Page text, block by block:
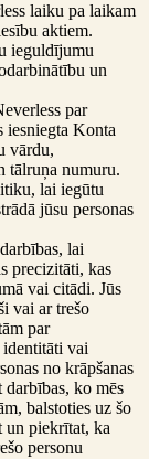
laiku pa laikam
aktiem.
ieguldījumu
un
par
iesniegta Konta
vārdu,
tālruņa numuru.
lai iegūtu
jūsu personas
lai
precizitāti, kas
vai citādi. Jūs
vai ar trešo
par
vai
no krāpšanas
ko mēs
balstoties uz šo
un piekrītat, ka
personu